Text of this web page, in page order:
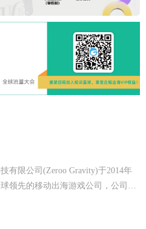
有限公司(Zeroo Gravity)于2014年
领先的移动出海游戏公司，公司